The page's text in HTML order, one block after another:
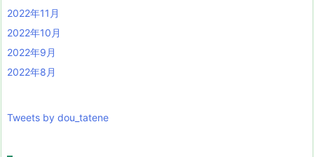
2022年11月
2022年10月
2022年9月
2022年8月
Tweets by dou_tatene